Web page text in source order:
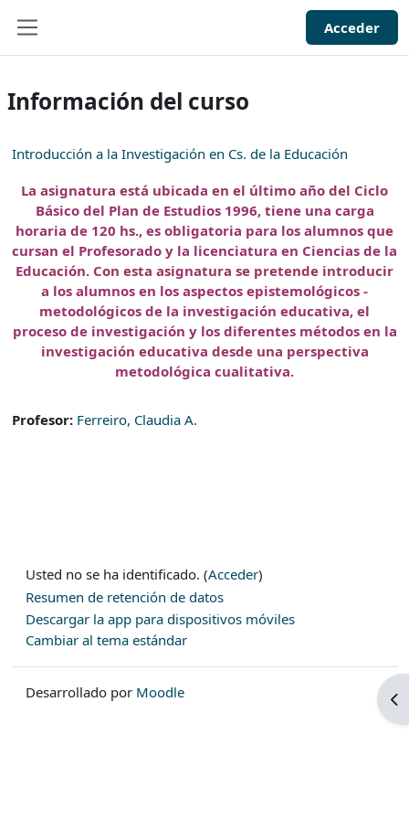
Acceder
Información del curso
Introducción a la Investigación en Cs. de la Educación
La asignatura está ubicada en el último año del Ciclo
Básico del Plan de Estudios 1996, tiene una carga
horaria de 120 hs., es obligatoria para los alumnos que
cursan el Profesorado y la licenciatura en Ciencias de la
Educación. Con esta asignatura se pretende introducir
a los alumnos en los aspectos epistemológicos -
metodológicos de la investigación educativa, el
proceso de investigación y los diferentes métodos en la
investigación educativa desde una perspectiva
metodológica cualitativa.
Profesor: Ferreiro, Claudia A.
Usted no se ha identificado. (Acceder)
Resumen de retención de datos
Descargar la app para dispositivos móviles
Cambiar al tema estándar
Desarrollado por Moodle